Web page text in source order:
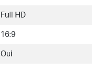
Full HD
16:9
Oui